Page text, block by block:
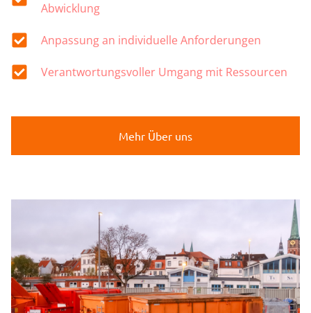
Abwicklung
Anpassung an individuelle Anforderungen
Verantwortungsvoller Umgang mit Ressourcen
Mehr Über uns